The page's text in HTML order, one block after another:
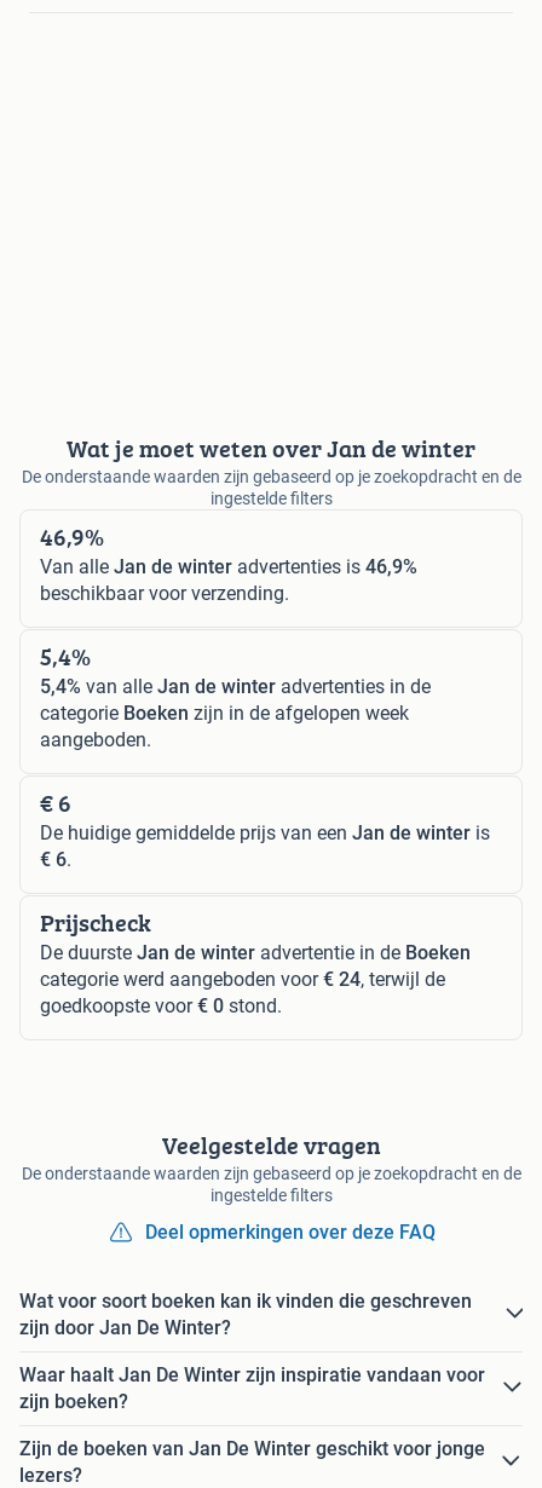
Wat je moet weten over Jan de winter
De onderstaande waarden zijn gebaseerd op je zoekopdracht en de
ingestelde filters
46,9%
Van alle Jan de winter advertenties is 46,9%
beschikbaar voor verzending.
5,4%
5,4% van alle Jan de winter advertenties in de
categorie Boeken zijn in de afgelopen week
aangeboden.
€ 6
De huidige gemiddelde prijs van een Jan de winter is
€ 6.
Prijscheck
De duurste Jan de winter advertentie in de Boeken
categorie werd aangeboden voor€ 24, terwijl de
goedkoopste voor€ 0 stond.
Veelgestelde vragen
De onderstaande waarden zijn gebaseerd op je zoekopdracht en de
ingestelde filters
Deel opmerkingen over deze FAQ
Wat voor soort boeken kan ik vinden die geschreven
zijn door Jan De Winter?
Waar haalt Jan De Winter zijn inspiratie vandaan voor
zijn boeken?
Zijn de boeken van Jan De Winter geschikt voor jonge
lezers?